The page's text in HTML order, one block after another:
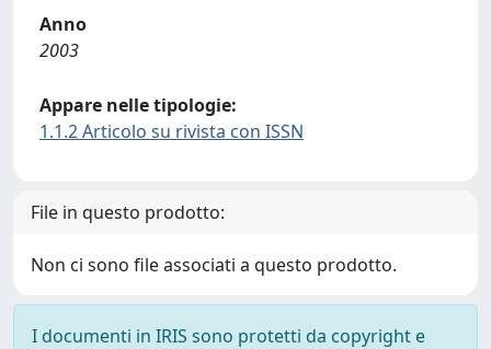
Anno
2003
Appare nelle tipologie:
1.1.2 Articolo su rivista con ISSN
File in questo prodotto:
Non ci sono file associati a questo prodotto.
I documenti in IRIS sono protetti da copyright e